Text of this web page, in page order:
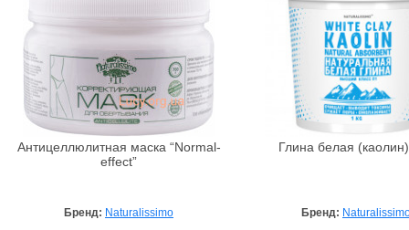
Антицеллюлитная маска “Normal-
effect”
Бренд: Naturalissimo
Глина белая
Бренд: